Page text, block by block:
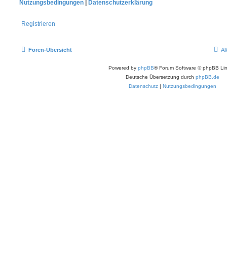
Nutzungsbedingungen
Datenschutzerklärung
Registrieren
Foren-Übersicht
Powered by phpBB® Forum Software © phpBB
Deutsche Übersetzung durch phpBB.de
Datenschutz | Nutzungsbedingungen